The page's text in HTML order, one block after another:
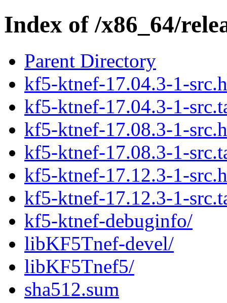
Index of /x86_64/
Parent Directory
kf5-ktnef-17.04.3-1-
kf5-ktnef-17.04.3-1-
kf5-ktnef-17.08.3-1-
kf5-ktnef-17.08.3-1-
kf5-ktnef-17.12.3-1-
kf5-ktnef-17.12.3-1-
kf5-ktnef-debuginfo/
libKF5Tnef-devel/
libKF5Tnef5/
sha512.sum